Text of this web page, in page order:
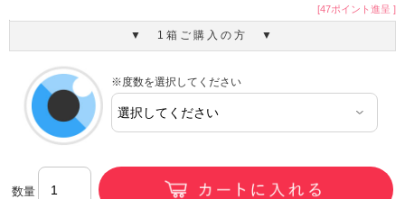
[47ポイント進呈 ]
▼ 1箱ご購入の方 ▼
※度数を選択してください
数量